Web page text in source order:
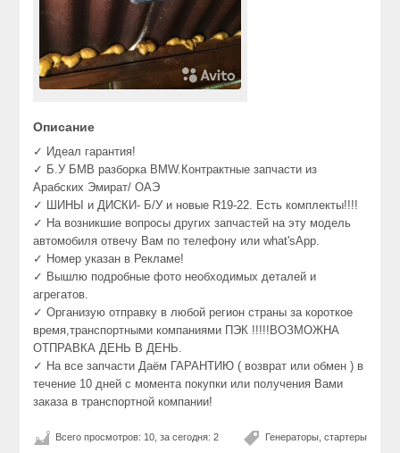
Описание
✓ Идеал гарантия!
✓ Б.У БМВ разборка BMW.Контрактные запчасти из
Арабских Эмират/ ОАЭ
✓ ШИНЫ и ДИСКИ- Б/У и новые R19-22. Есть комплекты!!!!
✓ На возникшие вопросы других запчастей на эту модель
автомобиля отвечу Вам по телефону или what'sApp.
✓ Номер указан в Рекламе!
✓ Вышлю подробные фото необходимых деталей и
агрегатов.
✓ Организую отправку в любой регион страны за короткое
время,транспортными компаниями ПЭК !!!!!ВОЗМОЖНА
ОТПРАВКА ДЕНЬ В ДЕНЬ.
✓ На все запчасти Даём ГАРАНТИЮ ( возврат или обмен ) в
течение 10 дней с момента покупки или получения Вами
заказа в транспортной компании!
Генераторы, стартеры
Всего просмотров: 10, за сегодня: 2